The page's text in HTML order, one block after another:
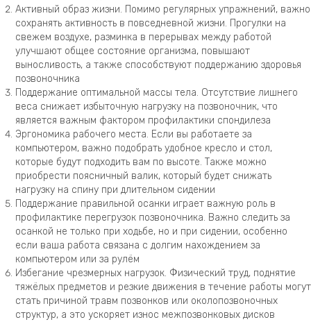
Активный образ жизни. Помимо регулярных упражнений, важно
сохранять активность в повседневной жизни. Прогулки на
свежем воздухе, разминка в перерывах между работой
улучшают общее состояние организма, повышают
выносливость, а также способствуют поддержанию здоровья
позвоночника
Поддержание оптимальной массы тела. Отсутствие лишнего
веса снижает избыточную нагрузку на позвоночник, что
является важным фактором профилактики спондилеза
Эргономика рабочего места. Если вы работаете за
компьютером, важно подобрать удобное кресло и стол,
которые будут подходить вам по высоте. Также можно
приобрести поясничный валик, который будет снижать
нагрузку на спину при длительном сидении
Поддержание правильной осанки играет важную роль в
профилактике перегрузок позвоночника. Важно следить за
осанкой не только при ходьбе, но и при сидении, особенно
если ваша работа связана с долгим нахождением за
компьютером или за рулём
Избегание чрезмерных нагрузок. Физический труд, поднятие
тяжёлых предметов и резкие движения в течение работы могут
стать причиной травм позвонков или околопозвоночных
структур, а это ускоряет износ межпозвонковых дисков